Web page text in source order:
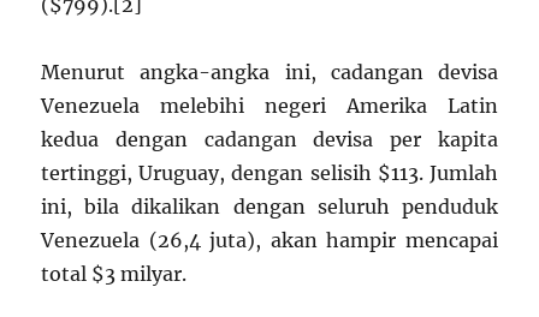
($799).[2]
Menurut angka-angka ini, cadangan devisa
Venezuela melebihi negeri Amerika Latin
kedua dengan cadangan devisa per kapita
tertinggi, Uruguay, dengan selisih $113. Jumlah
ini, bila dikalikan dengan seluruh penduduk
Venezuela (26,4 juta), akan hampir mencapai
total $3 milyar.